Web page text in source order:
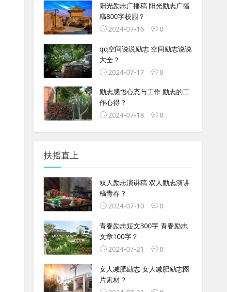
阳光励志广播稿 阳光励志广播
稿800字校园？
2024-07-16
0
qq空间说说励志 空间励志说说
大全？
2024-07-17
0
励志感悟心态与工作 励志的工
作心得？
2024-07-18
0
扶摇直上
双人励志演讲稿 双人励志演讲
稿青春？
2024-07-10
0
青春励志短文300字 青春励志
文章100字？
2024-07-21
0
女人减肥励志 女人减肥励志图
片素材？